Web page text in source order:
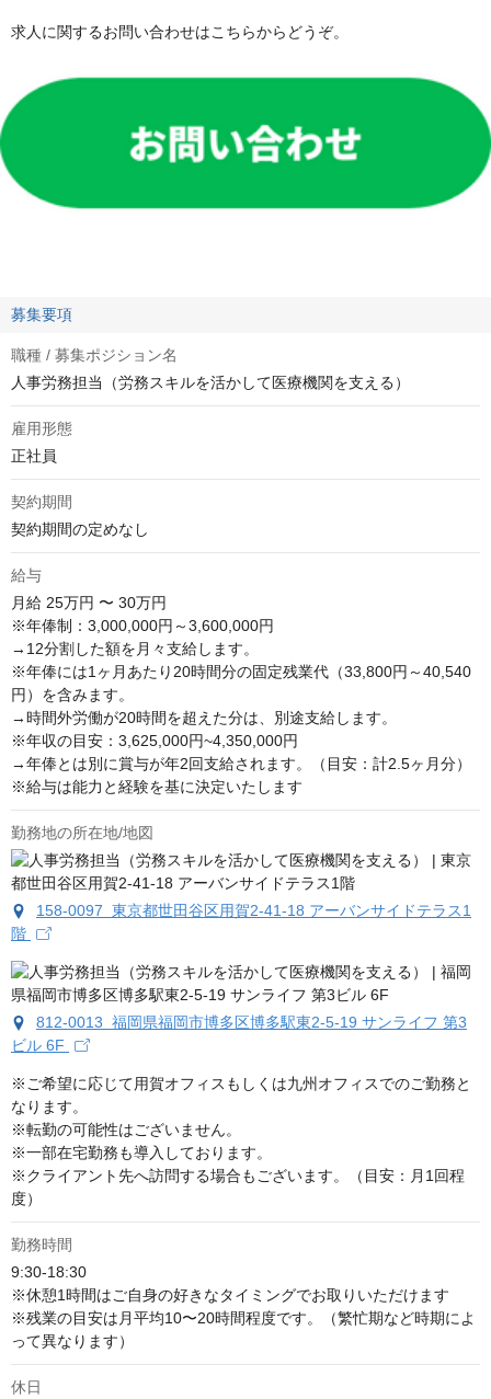
求人に関するお問い合わせはこちらからどうぞ。
募集要項
職種 / 募集ポジション名
人事労務担当（労務スキルを活かして医療機関を支える）
雇用形態
正社員
契約期間
契約期間の定めなし
給与
月給 25万円 〜 30万円
※年俸制：3,000,000円～3,600,000円
→12分割した額を月々支給します。
※年俸には1ヶ月あたり20時間分の固定残業代（33,800円～40,540
円）を含みます。
→時間外労働が20時間を超えた分は、別途支給します。
※年収の目安：3,625,000円~4,350,000円
→年俸とは別に賞与が年2回支給されます。（目安：計2.5ヶ月分）
※給与は能力と経験を基に決定いたします
勤務地の所在地/地図
158-0097 東京都世田谷区用賀2-41-18 アーバンサイドテラス1
階
812-0013 福岡県福岡市博多区博多駅東2-5-19 サンライフ 第3
ビル 6F
※ご希望に応じて用賀オフィスもしくは九州オフィスでのご勤務と
なります。
※転勤の可能性はございません。
※一部在宅勤務も導入しております。
※クライアント先へ訪問する場合もございます。（目安：月1回程
度）
勤務時間
9:30-18:30
※休憩1時間はご自身の好きなタイミングでお取りいただけます
※残業の目安は月平均10〜20時間程度です。（繁忙期など時期によ
って異なります）
休日